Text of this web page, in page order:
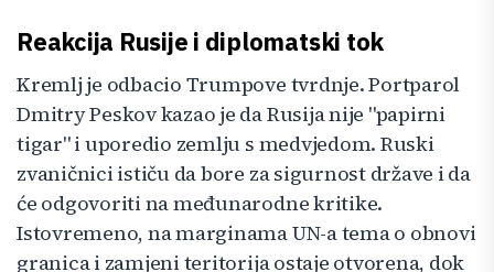
Reakcija Rusije i diplomatski tok
Kremlj je odbacio Trumpove tvrdnje. Portparol
Dmitry Peskov kazao je da Rusija nije "papirni
tigar" i uporedio zemlju s medvjedom. Ruski
zvaničnici ističu da bore za sigurnost države i da
će odgovoriti na međunarodne kritike.
Istovremeno, na marginama UN-a tema o obnovi
granica i zamjeni teritorija ostaje otvorena, dok